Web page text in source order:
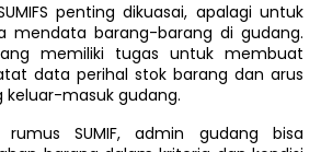
penting dikuasai, apalagi untuk
mendata barang-barang di gudang.
memiliki tugas untuk membuat
data perihal stok barang dan arus
masuk gudang.
SUMIF, admin gudang bisa